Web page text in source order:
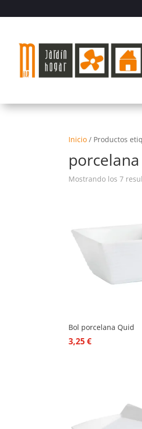
Inicio / Productos
porcelana
Mostrando los 7
Bol porcelana Quid
3,25€